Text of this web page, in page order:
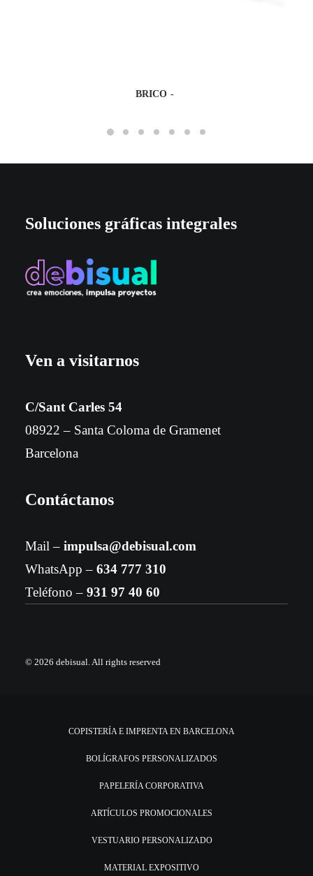
BRICO
Soluciones gráficas integrales
Ven a visitarnos
C/Sant Carles 54
08922 – Santa Coloma de Gramenet
Barcelona
Contáctanos
Mail – impulsa@debisual.com
WhatsApp – 634 777 310
Teléfono – 931 97 40 60
© 2026 debisual.All rights reserved
COPISTERÍA E IMPRENTA EN BARCELONA
BOLÍGRAFOS PERSONALIZADOS
PAPELERÍA CORPORATIVA
ARTÍCULOS PROMOCIONALES
VESTUARIO PERSONALIZADO
MATERIAL EXPOSITIVO